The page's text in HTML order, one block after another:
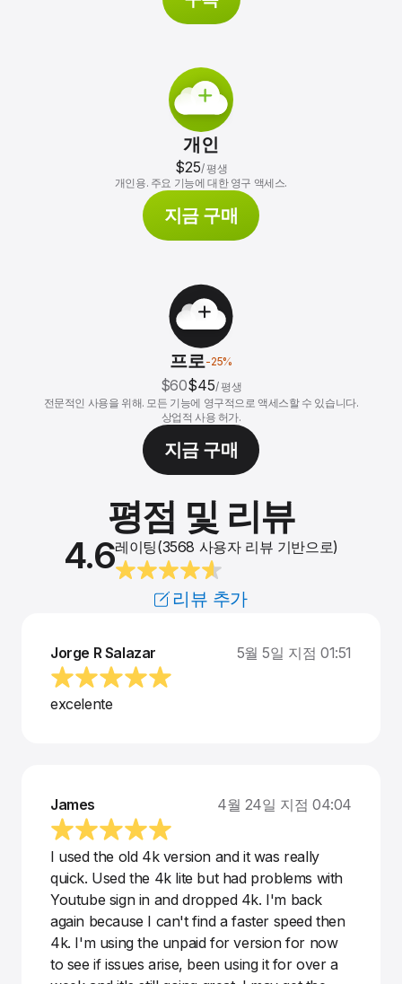
개인
$25/평생
개인용. 주요 기능에 대한 영구 액세스.
지금 구매
프로-25%
$60$45/평생
전문적인 사용을 위해. 모든 기능에 영구적으로 액세스할 수 있습니다.
상업적 사용 허가.
지금 구매
평점 및 리뷰
4.6레이팅(3568 사용자 리뷰 기반으로)
리뷰 추가
Jorge R Salazar 5월 5일 지점 01:51
excelente
James 4월 24일 지점 04:04
I used the old 4k version and it was really
quick. Used the 4k lite but had problems with
Youtube sign in and dropped 4k. I'm back
again because I can't find a faster speed then
4k. I'm using the unpaid for version for now
to see if issues arise, been using it for over a